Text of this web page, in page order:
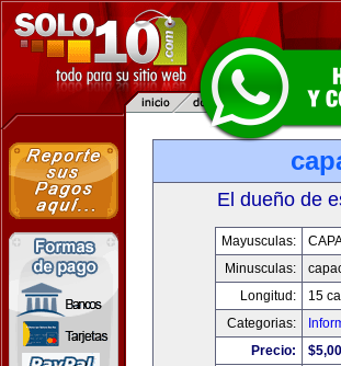
El dueño de
Mayusculas:
Minusculas:
Longitud:
15
Categorias:
Precio: